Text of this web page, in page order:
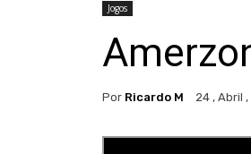
Jogos
Por Ricardo M 24 , Abril